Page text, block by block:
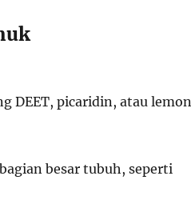
DEET, picaridin, atau lemon
besar tubuh, seperti